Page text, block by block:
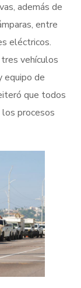
además de
entre
eléctricos.
vehículos
equipo de
que todos
los procesos